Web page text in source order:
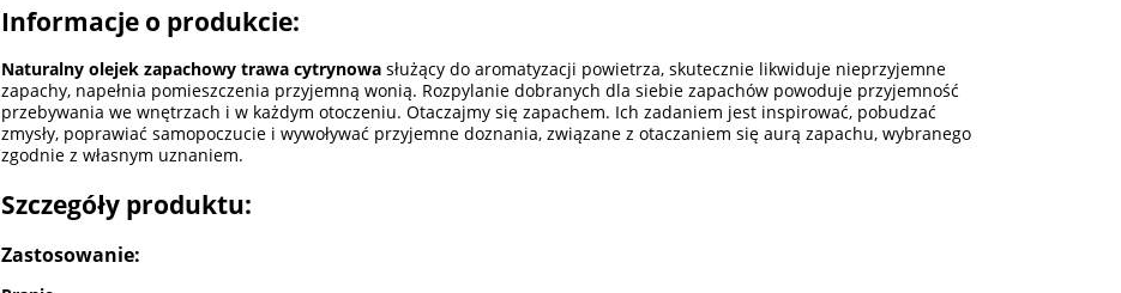
Informacje o produkcie:
Naturalny olejek zapachowy trawa cytrynowa służący do aromatyzacji powietrza, skutecznie likwiduje nieprzyjemne
zapachy, napełnia pomieszczenia przyjemną wonią. Rozpylanie dobranych dla siebie zapachów powoduje przyjemność
przebywania we wnętrzach i w każdym otoczeniu. Otaczajmy się zapachem. Ich zadaniem jest inspirować, pobudzać
zmysły, poprawiać samopoczucie i wywoływać przyjemne doznania, związane z otaczaniem się aurą zapachu, wybranego
zgodnie z własnym uznaniem.
Szczegóły produktu:
Zastosowanie: